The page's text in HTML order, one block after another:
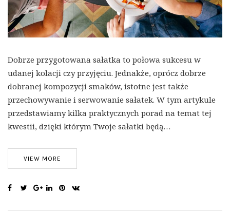
Dobrze przygotowana sałatka to połowa sukcesu w
udanej kolacji czy przyjęciu. Jednakże, oprócz dobrze
dobranej kompozycji smaków, istotne jest także
przechowywanie i serwowanie sałatek. W tym artykule
przedstawiamy kilka praktycznych porad na temat tej
kwestii, dzięki którym Twoje sałatki będą…
VIEW MORE